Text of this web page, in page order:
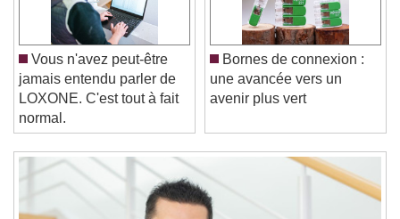
Play
Skip Backward
Skip Forward
Unmute
Current Time0:00
/
Duration -:-
Loaded:0%
Seek to live, currently behind liveLIVE
Remaining Time-0:00
Playback Rate
Vous n'avez peut-être
jamais entendu parler de
LOXONE. C'est tout à fait
normal.
Bornes de connexion :
une avancée vers un
avenir plus vert